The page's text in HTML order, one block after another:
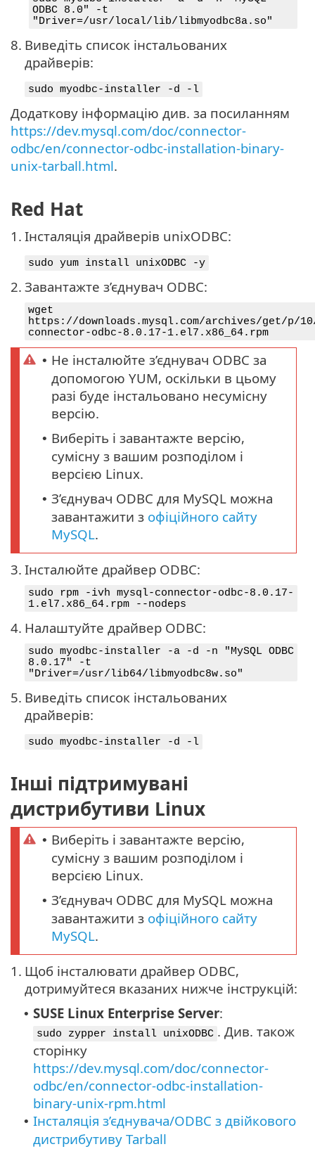
ODBC 8.0" -t
"Driver=/usr/local/lib/libmyodbc8a.so"
8. Виведіть список інстальованих
драйверів:
sudo myodbc-installer -d -l
Додаткову інформацію див. за посиланням
https://dev.mysql.com/doc/connector-
odbc/en/connector-odbc-installation-binary-
unix-tarball.html.
Red Hat
1. Інсталяція драйверів unixODBC:
sudo yum install unixODBC -y
2. Завантажте з’єднувач ODBC:
wget
https://downloads.mysql.com/archives/get/p/
connector-odbc-8.0.17-1.el7.x86_64.rpm
• Не інсталюйте з’єднувач ODBC за
допомогою YUM, оскільки в цьому
разі буде інстальовано несумісну
версію.
• Виберіть і завантажте версію,
сумісну з вашим розподілом і
версією Linux.
• З’єднувач ODBC для MySQL можна
завантажити з офіційного сайту
MySQL.
3. Інсталюйте драйвер ODBC:
sudo rpm -ivh mysql-connector-odbc-8.0.17-
1.el7.x86_64.rpm --nodeps
4. Налаштуйте драйвер ODBC:
sudo myodbc-installer -a -d -n "MySQL ODBC
8.0.17" -t
"Driver=/usr/lib64/libmyodbc8w.so"
5. Виведіть список інстальованих
драйверів:
sudo myodbc-installer -d -l
Інші підтримувані
дистрибутиви Linux
• Виберіть і завантажте версію,
сумісну з вашим розподілом і
версією Linux.
• З’єднувач ODBC для MySQL можна
завантажити з офіційного сайту
MySQL.
1. Щоб інсталювати драйвер ODBC,
дотримуйтеся вказаних нижче інструкцій:
• SUSE Linux Enterprise Server:
sudo zypper install unixODBC . Див. також
сторінку
https://dev.mysql.com/doc/connector-
odbc/en/connector-odbc-installation-
binary-unix-rpm.html
• Інсталяція з’єднувача/ODBC з двійкового
дистрибутиву Tarball